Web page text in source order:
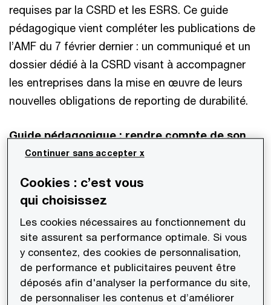
requises par la CSRD et les ESRS. Ce guide
pédagogique vient compléter les publications de
l’AMF du 7 février dernier : un communiqué et un
dossier dédié à la CSRD visant à accompagner
les entreprises dans la mise en œuvre de leurs
nouvelles obligations de reporting de durabilité.
Guide pédagogique : rendre compte de son
plan de transition climatique au format ESRS
Ce guide propose notamment un décryptage des
obligations de reporting sur le plan de transition
selon les normes ESRS et met en avant plusieurs
enjeux clés pour sa préparation.
Il est ainsi composé de 4 chapitres :
Cookies : c’est vous
qui choisissez
Les cookies nécessaires au fonctionnement du
site assurent sa performance optimale. Si vous
y consentez, des cookies de personnalisation,
de performance et publicitaires peuvent être
déposés afin d'analyser la performance du site,
de personnaliser les contenus et d’améliorer
Continuer sans accepter x